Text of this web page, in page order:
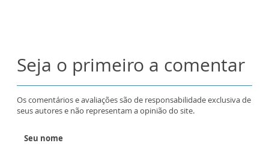
Seja o primeiro a comentar
Os comentários e avaliações são de responsabilidade exclusiva de
seus autores e não representam a opinião do site.
Seu nome